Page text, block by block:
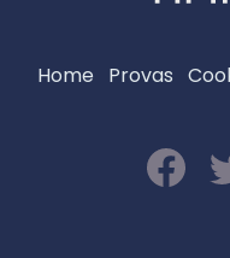
Home Provas